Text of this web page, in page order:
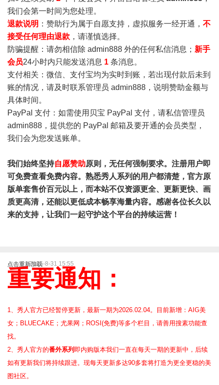
我们会第一时间为您处理。
退款说明 ：赞助行为属于自愿支持，虚拟服务一经开通， 不
接受任何理由退款 ，请谨慎选择。
防骗提醒：请勿相信除 admin888 外的任何私信消息； 新手
会员24小时内只能发送消息 1 条消息。
支付相关：微信、支付宝均为实时到账，若出现付款后未到
账的情况，请及时联系管理员 admin888，说明赞助金额与
具体时间。
PayPal 支付：如需使用贝宝 PayPal 支付，请私信管理员
admin888，提供您的 PayPal 邮箱及要开通的会员类型，
我们会为您发送账单。
我们始终坚持自愿赞助原则，无任何强制要求。注册用户即
可免费查看免费内容。熟悉秀人系列的用户都清楚，官方原
版单套售价百元以上，而本站不仅资源更全、更新更快、画
质更高清，还能以更低成本畅享海量内容。感谢各位长久以
来的支持，让我们一起守护这个平台的持续运营！
点击重新加载2025-8-31 15:55
重要通知：
1、秀人官方已经暂停更新，最新一期为2026.02.04。目前新增：AIG美
女；BLUECAKE；尤果网；ROSI(免费)等多个栏目，请善用搜素功能查
找。
2、 秀人官方的番外系列 即内购版本我们一直在每天一期的更新中，后续
如有更新我们将持续跟进。现每天更新多达90多套将打造为更全更稳的美
图社区。